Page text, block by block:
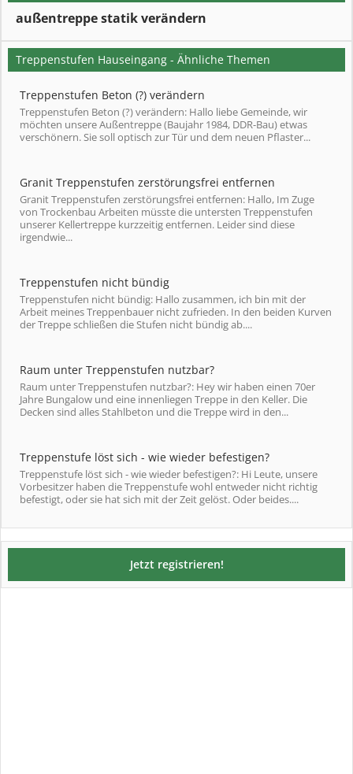
außentreppe statik verändern
Treppenstufen Hauseingang - Ähnliche Themen
Treppenstufen Beton (?) verändern
Treppenstufen Beton (?) verändern: Hallo liebe Gemeinde, wir
möchten unsere Außentreppe (Baujahr 1984, DDR-Bau) etwas
verschönern. Sie soll optisch zur Tür und dem neuen Pflaster...
Granit Treppenstufen zerstörungsfrei entfernen
Granit Treppenstufen zerstörungsfrei entfernen: Hallo, Im Zuge
von Trockenbau Arbeiten müsste die untersten Treppenstufen
unserer Kellertreppe kurzzeitig entfernen. Leider sind diese
irgendwie...
Treppenstufen nicht bündig
Treppenstufen nicht bündig: Hallo zusammen, ich bin mit der
Arbeit meines Treppenbauer nicht zufrieden. In den beiden Kurven
der Treppe schließen die Stufen nicht bündig ab....
Raum unter Treppenstufen nutzbar?
Raum unter Treppenstufen nutzbar?: Hey wir haben einen 70er
Jahre Bungalow und eine innenliegen Treppe in den Keller. Die
Decken sind alles Stahlbeton und die Treppe wird in den...
Treppenstufe löst sich - wie wieder befestigen?
Treppenstufe löst sich - wie wieder befestigen?: Hi Leute, unsere
Vorbesitzer haben die Treppenstufe wohl entweder nicht richtig
befestigt, oder sie hat sich mit der Zeit gelöst. Oder beides....
Jetzt registrieren!